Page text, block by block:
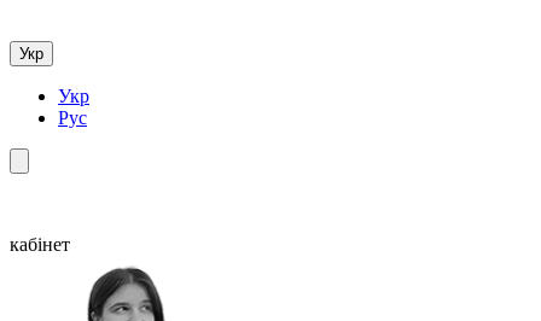
Укр
Укр
Рус
кабінет